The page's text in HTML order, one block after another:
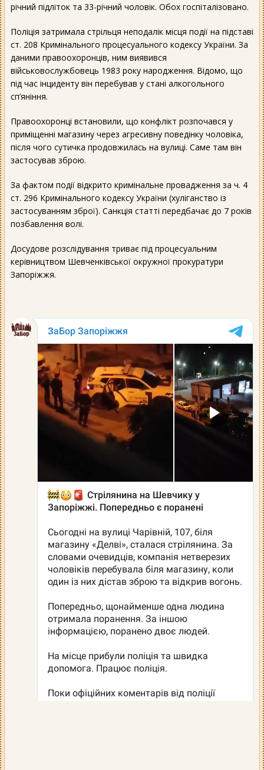
річний підліток та 33-річний чоловік. Обох госпіталізовано.
Поліція затримала стрільця неподалік місця події на підставі
ст. 208 Кримінального процесуального кодексу України. За
даними правоохоронців, ним виявився
військовослужбовець 1983 року народження. Відомо, що
під час інциденту він перебував у стані алкогольного
сп’яніння.
Правоохоронці встановили, що конфлікт розпочався у
приміщенні магазину через агресивну поведінку чоловіка,
після чого сутичка продовжилась на вулиці. Саме там він
застосував зброю.
За фактом події відкрито кримінальне провадження за ч. 4
ст. 296 Кримінального кодексу України (хуліганство із
застосуванням зброї). Санкція статті передбачає до 7 років
позбавлення волі.
Досудове розслідування триває під процесуальним
керівництвом Шевченківської окружної прокуратури
Запоріжжя.